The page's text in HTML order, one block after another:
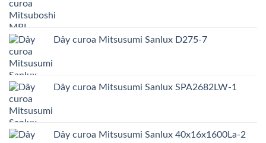
Dây curoa Mitsusumi Sanlux D275-7
Dây curoa Mitsusumi Sanlux SPA2682LW-1
Dây curoa Mitsusumi Sanlux 40x16x1600La-2